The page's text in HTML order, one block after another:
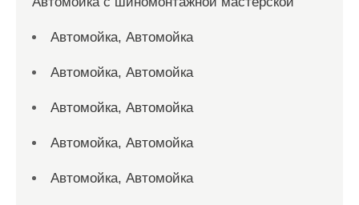
Автомойка, Автомойка
Автомойка, Автомойка
Автомойка, Автомойка
Автомойка, Автомойка
Автомойка, Автомойка